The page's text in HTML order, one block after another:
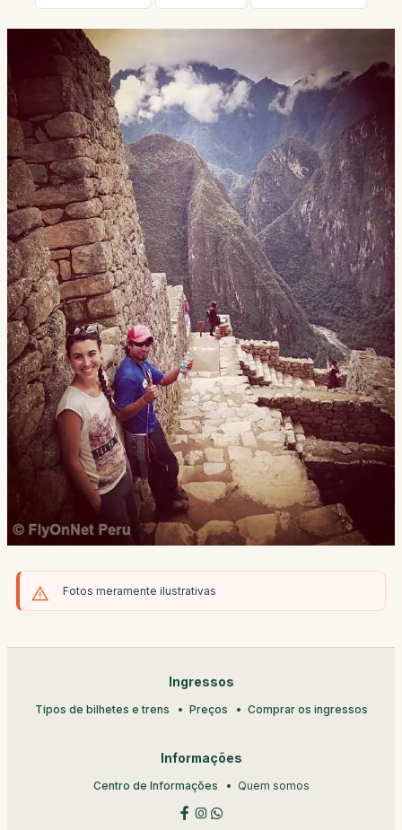
Fotos meramente ilustrativas
Ingressos
Tipos de bilhetes e trens Preços Comprar os ingressos
Informações
Centro de Informações Quem somos